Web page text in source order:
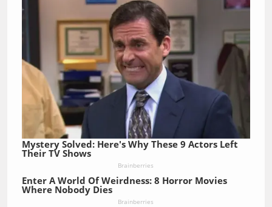
Mystery Solved: Here's Why These 9 Actors Left
Their TV Shows
Brainberries
Enter A World Of Weirdness: 8 Horror Movies
Where Nobody Dies
Brainberries